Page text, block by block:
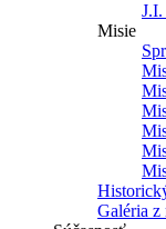
Misie
Galéria z